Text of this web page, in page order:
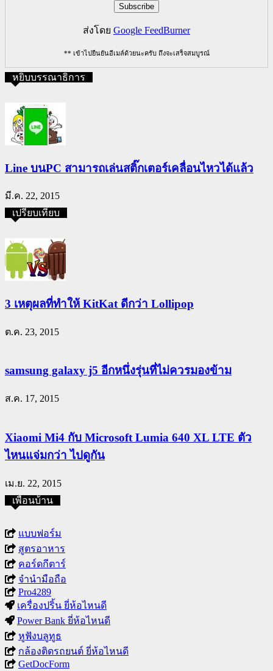
ส่งโดย Google FeedBurner
** เข้าไปยืนยันอีเมล์ด้วยนะครับ ถึงจะเสร็จสมบูรณ์
หยิบบรรณาธิการ
Line บนPC สามารถเล่นสติ๊กเตอร์เคลื่อนไหวได้แล้ว
มี.ค. 22, 2015
เปรียบเทียบ
3 เหตุผลที่ทำให้ KitKat ดีกว่า Lollipop
ต.ค. 23, 2015
samsung galaxy j5 อีกหนึ่งรุ่นที่ไม่ควรมองข้าม
ส.ค. 17, 2015
Xiaomi Mi4 กับ Microsoft Lumia 640 XL LTE ตัว
ไหนแจ่มกว่า ไปดูกัน
เม.ย. 22, 2015
เพื่อนบ้าน
แบบฟอร์ม
สูตรอาหาร
คอร์ดกีตาร์
จำนำมือถือ
Pro4289
เครื่องปริ้น ยี่ห้อไหนดี
Power Bank ยี่ห้อไหนดี
หูฟังบลูทูธ
กล้องติดรถยนต์ ยี่ห้อไหนดี
GetDocForm